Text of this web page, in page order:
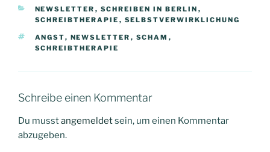
KATEGORIEN
NEWSLETTER , SCHREIBEN IN BERLIN ,
SCHREIBTHERAPIE , SELBSTVERWIRKLICHUNG
SCHLAGWÖRTER
ANGST, NEWSLETTER , SCHAM ,
SCHREIBTHERAPIE
Schreibe einen Kommentar
Du musstangemeldetsein, um einen Kommentar
abzugeben.